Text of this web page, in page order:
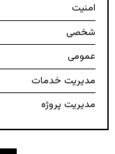
امنیت
شخصی
عمومی
مدیریت خدمات
مدیریت پروژه